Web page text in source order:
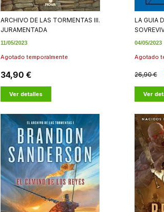
ARCHIVO DE LAS TORMENTAS III.
JURAMENTADA
11/05/2023
Agotado temporalmente
34,90 €
Ver detalles
LA GUIA
04/05/2023
Agotado
26,90 €
Ver